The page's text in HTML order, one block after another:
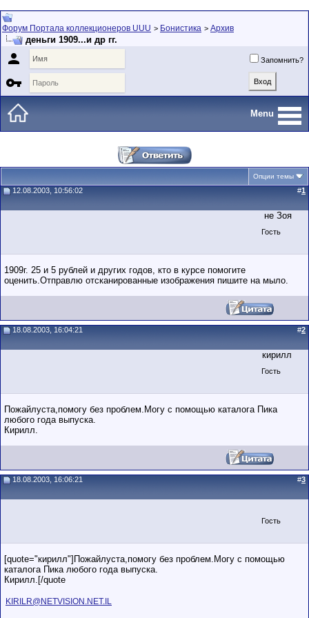
Форум Портала коллекционеров UUU > Бонистика > Архив
деньги 1909...и др гг.
 Запомнить?

Menu
Опции темы
12.08.2003, 10:56:02 #1
не Зоя
Гость
1909г. 25 и 5 рублей и других годов, кто в курсе помогите
оценить.Отправлю отсканированные изображения пишите на мыло.
18.08.2003, 16:04:21 #2
кирилл
Гость
Пожайлуста,помогу без проблем.Могу с помощью каталога Пика
любого года выпуска.
Кирилл.
18.08.2003, 16:06:21 #3
Гость
[quote="кирилл"]Пожайлуста,помогу без проблем.Могу с помощью
каталога Пика любого года выпуска.
Кирилл.[/quote
KIRILR@NETVISION.NET.IL